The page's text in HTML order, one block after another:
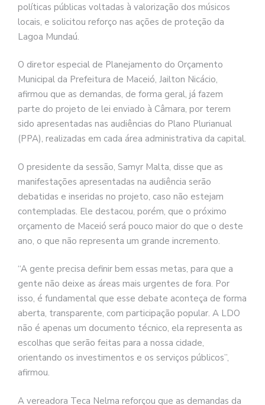
políticas públicas voltadas à valorização dos músicos
locais, e solicitou reforço nas ações de proteção da
Lagoa Mundaú.
O diretor especial de Planejamento do Orçamento
Municipal da Prefeitura de Maceió, Jailton Nicácio,
afirmou que as demandas, de forma geral, já fazem
parte do projeto de lei enviado à Câmara, por terem
sido apresentadas nas audiências do Plano Plurianual
(PPA), realizadas em cada área administrativa da capital.
O presidente da sessão, Samyr Malta, disse que as
manifestações apresentadas na audiência serão
debatidas e inseridas no projeto, caso não estejam
contempladas. Ele destacou, porém, que o próximo
orçamento de Maceió será pouco maior do que o deste
ano, o que não representa um grande incremento.
“A gente precisa definir bem essas metas, para que a
gente não deixe as áreas mais urgentes de fora. Por
isso, é fundamental que esse debate aconteça de forma
aberta, transparente, com participação popular. A LDO
não é apenas um documento técnico, ela representa as
escolhas que serão feitas para a nossa cidade,
orientando os investimentos e os serviços públicos”,
afirmou.
A vereadora Teca Nelma reforçou que as demandas da